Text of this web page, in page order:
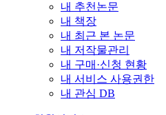
내 추천논문
내 책장
내 최근 본 논문
내 저작물관리
내 구매·신청 현황
내 서비스 사용권한
내 관심 DB